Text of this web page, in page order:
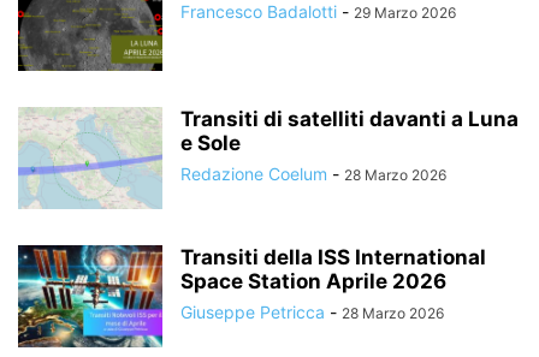
Francesco Badalotti - 29 Marzo 2026
Transiti di satelliti davanti a Luna
e Sole
Redazione Coelum - 28 Marzo 2026
Transiti della ISS International
Space Station Aprile 2026
Giuseppe Petricca - 28 Marzo 2026